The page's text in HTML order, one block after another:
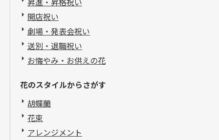
開店祝い
劇場・発表会祝い
送別・退職祝い
お悔やみ・お供えの花
花のスタイルからさがす
胡蝶蘭
花束
アレンジメント